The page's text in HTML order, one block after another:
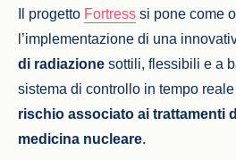
Il progetto Fortress si pone come
l’implementazione di una
di radiazione sottili, flessibili e a
sistema di controllo in tempo
rischio associato ai trattamenti
medicina nucleare.